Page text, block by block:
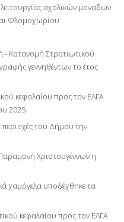
σχολικών μονάδων
Φλομοχωρίου
Κατανομή Στρατιωτικού
γεννηθέντων το έτος
κεφαλαίου προς τον ΕΛΓΑ
2025
του Δήμου την
Χριστουγέννων η
χαμόγελα υποδέχθηκε τα
κεφαλαίου προς τον ΕΛΓΑ